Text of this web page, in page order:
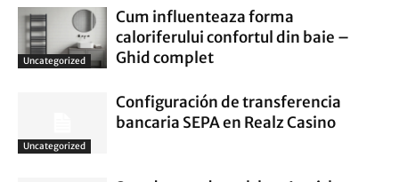
Uncategorized
Cum influenteaza forma
caloriferului confortul din baie –
Ghid complet
Uncategorized
Configuración de transferencia
bancaria SEPA en Realz Casino